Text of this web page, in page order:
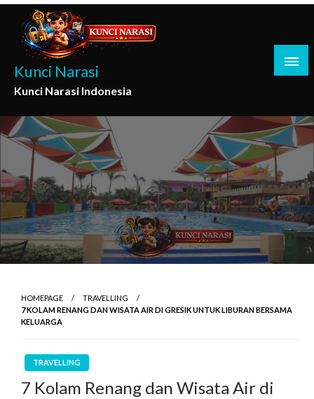
Skip
content
Kunci Narasi
Kunci Narasi Indonesia
HOMEPAGE
TRAVELLING
7 KOLAM RENANG DAN WISATA AIR DI GRESIK UNTUK LIBURAN BERSAMA
KELUARGA
TRAVELLING
7 Kolam Renang dan Wisata Air di